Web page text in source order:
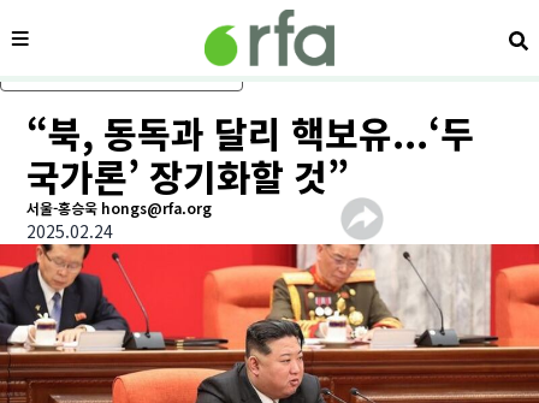
메인 콘텐츠로 건너뛰기
메뉴 검
“북, 동독과 달리 핵보유...‘두
국가론’ 장기화할 것”
서울-홍승욱 hongs@rfa.org
2025.02.24